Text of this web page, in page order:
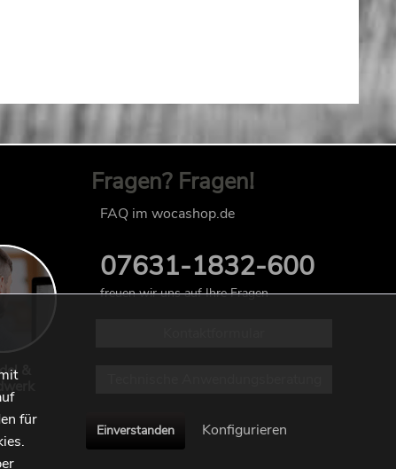
&
Fragen? Fragen!
FAQ im wocashop.de
07631-1832-600
freuen wir uns auf Ihre Fragen
für
Einverstanden Konfigurieren